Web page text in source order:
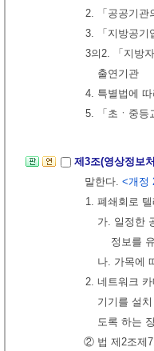
2. 「공공기관
3. 「지방공기
3의2. 「지방
출연기관
4. 특별법에
5. 「초ㆍ중등
제3조(영상정보
말한다. <개정
1. 폐쇄회로
가. 일정한
정보를
나. 가목에
2. 네트워크
기기를 설
도록 하는
② 법 제2조제7